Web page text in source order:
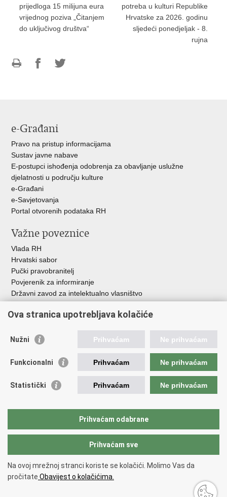
prijedloga 15 milijuna eura
vrijednog poziva „Čitanjem
do uključivog društva“
potreba u kulturi Republike
Hrvatske za 2026. godinu
sljedeći ponedjeljak - 8.
rujna
e-Građani
Pravo na pristup informacijama
Sustav javne nabave
E-postupci ishođenja odobrenja za obavljanje uslužne
djelatnosti u području kulture
e-Građani
e-Savjetovanja
Portal otvorenih podataka RH
Važne poveznice
Vlada RH
Hrvatski sabor
Pučki pravobranitelj
Povjerenik za informiranje
Državni zavod za intelektualno vlasništvo
HAKOM
Ostale poveznice
Hrvatski audiovizualni centar
Creative Europe
EU National Institutes for Culture
Međunarodni centar za podvodnu arheologiju u Zadru (MCPA)
Copyright © 2026 Ministarstvo kulture i medija.
pristupačnosti.
Ova stranica upotrebljava kolačiće
Nužni Prihvaćam Ne prihvaćam
Funkcionalni Prihvaćam Ne prihvaćam
Statistički Prihvaćam Ne prihvaćam
Prihvaćam odabrane
Prihvaćam sve
Na ovoj mrežnoj stranci koriste se kolačići. Molimo Vas da
pročitate Obavijest o kolačićima.